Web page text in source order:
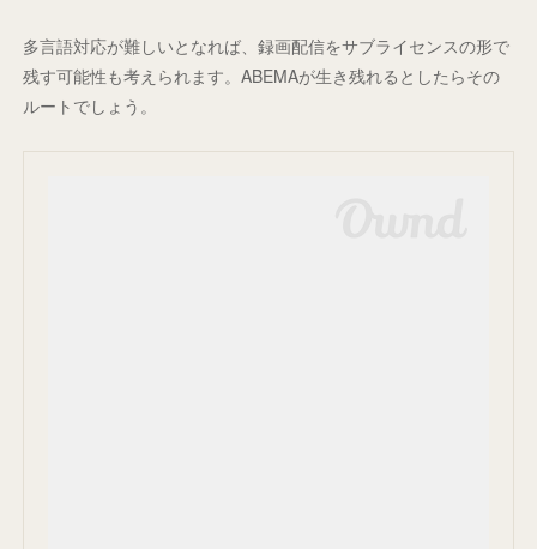
多言語対応が難しいとなれば、録画配信をサブライセンスの形で
残す可能性も考えられます。ABEMAが生き残れるとしたらその
ルートでしょう。